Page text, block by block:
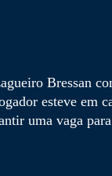
Bressan
esteve em
uma vaga